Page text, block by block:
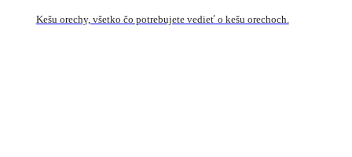
Kešu orechy, všetko čo potrebujete vedieť o kešu orechoch.